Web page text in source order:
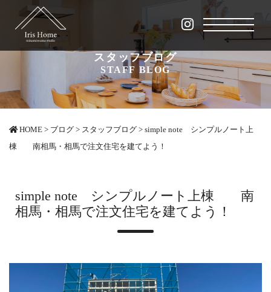
スタッフブログ
STAFF BLOG
HOME > ブログ > スタッフブログ > simple note シンプルノート上
棟 南相馬・相馬で注文住宅を建てよう！
simple note シンプルノート上棟 南
相馬・相馬で注文住宅を建てよう！